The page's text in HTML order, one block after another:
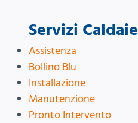
Servizi Caldaie
Assistenza
Bollino Blu
Installazione
Manutenzione
Pronto Intervento